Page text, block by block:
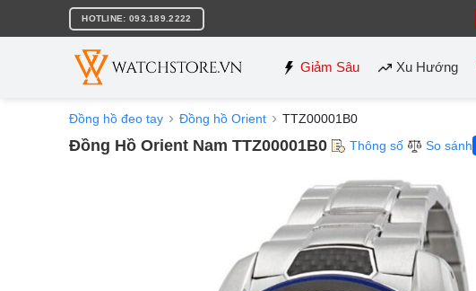
nội
HOTLINE: 093.189.2222
Giảm Sâu Xu Hướng
Đồng hồ đeo tay Đồng hồ Orient TTZ00001B0
Đồng Hồ Orient Nam TTZ00001B0 Thông số So sánh